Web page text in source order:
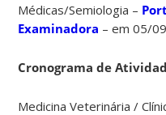
Médicas/Semiologia –
Examinadora – em 05/
Cronograma de
Medicina Veterinária /